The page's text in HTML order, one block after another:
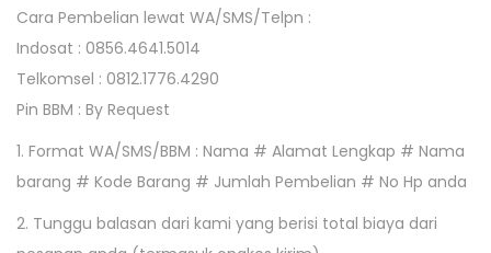
Cara Pembelian lewat WA/SMS/Telpn :
Indosat : 0856.4641.5014
Telkomsel : 0812.1776.4290
Pin BBM : By Request
1. Format WA/SMS/BBM : Nama # Alamat Lengkap # Nama
barang # Kode Barang # Jumlah Pembelian # No Hp anda
2. Tunggu balasan dari kami yang berisi total biaya dari